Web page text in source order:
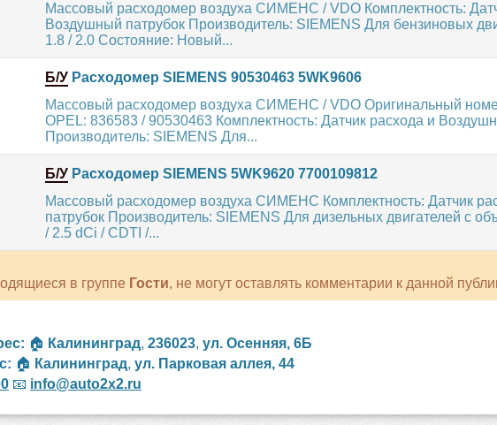
Массовый расходомер воздуха СИМЕНС / VDO Комплектность:
Воздушный патрубок Производитель: SIEMENS Для бензиновых
1.8 / 2.0 Состояние: Новый...
Б/У Расходомер SIEMENS 90530463 5WK9606
Массовый расходомер воздуха СИМЕНС / VDO Оригинальный
OPEL: 836583 / 90530463 Комплектность: Датчик расхода и
Производитель: SIEMENS Для...
Б/У Расходомер SIEMENS 5WK9620 7700109812
Массовый расходомер воздуха СИМЕНС Комплектность: Датчик
патрубок Производитель: SIEMENS Для дизельных двигателей с
/ 2.5 dCi / CDTI /...
в группе Гости, не могут оставлять комментарии к данной
🏠 Калининград, 236023, ул. Осенняя, 6Б
🏠 Калининград, ул. Парковая аллея, 44
📧 info@auto2x2.ru